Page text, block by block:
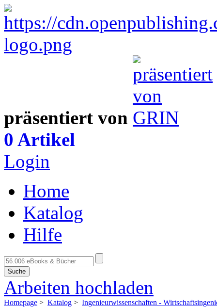
präsentiert von
0 Artikel
Login
Home
Katalog
Hilfe
Suche
Arbeiten hochladen
Homepage > Katalog > Ingenieurwissenschaften -